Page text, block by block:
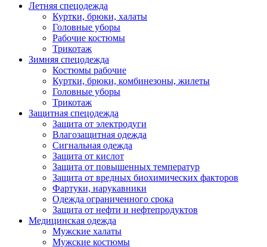
Летняя спецодежда
Куртки, брюки, халаты
Головные уборы
Рабочие костюмы
Трикотаж
Зимняя спецодежда
Костюмы рабочие
Куртки, брюки, комбинезоны, жилеты
Головные уборы
Трикотаж
Защитная спецодежда
Защита от электродуги
Влагозащитная одежда
Сигнальная одежда
Защита от кислот
Защита от повышенных температур
Защита от вредных биохимических факторов
Фартуки, нарукавники
Одежда ограниченного срока
Защита от нефти и нефтепродуктов
Медицинская одежда
Мужские халаты
Мужские костюмы